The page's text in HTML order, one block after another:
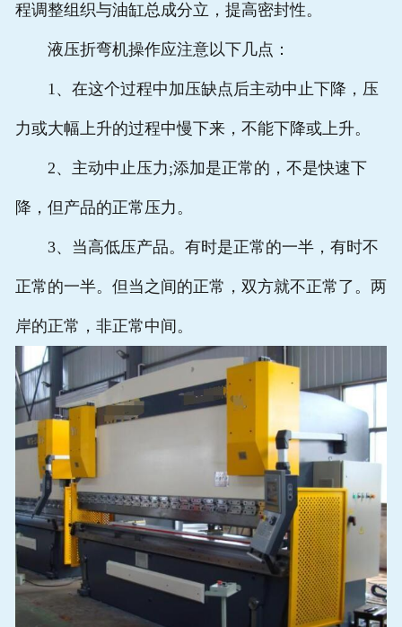
程调整组织与油缸总成分立，提高密封性。
液压折弯机操作应注意以下几点：
1、在这个过程中加压缺点后主动中止下降，压
力或大幅上升的过程中慢下来，不能下降或上升。
2、主动中止压力;添加是正常的，不是快速下
降，但产品的正常压力。
3、当高低压产品。有时是正常的一半，有时不
正常的一半。但当之间的正常，双方就不正常了。两
岸的正常，非正常中间。